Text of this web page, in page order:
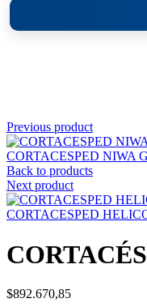
Previous product
CORTACESPED NIWA
Back to products
Next product
CORTACESPED
$892.670,85